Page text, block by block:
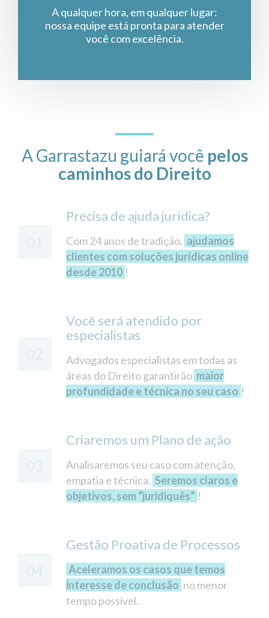
A qualquer hora, em qualquer lugar:
nossa equipe está pronta para atender
você com excelência.
A Garrastazu guiará você pelos
caminhos do Direito
Precisa de ajuda jurídica?
Com 24 anos de tradição, ajudamos
clientes com soluções jurídicas online
desde 2010 !
Você será atendido por
especialistas
Advogados especialistas em todas as
áreas do Direito garantirão maior
profundidade e técnica no seu caso !
Criaremos um Plano de ação
Analisaremos seu caso com atenção,
empatia e técnica. Seremos claros e
objetivos, sem “juridiquês” !
Gestão Proativa de Processos
Aceleramos os casos que temos
interesse de conclusão no menor
tempo possível.